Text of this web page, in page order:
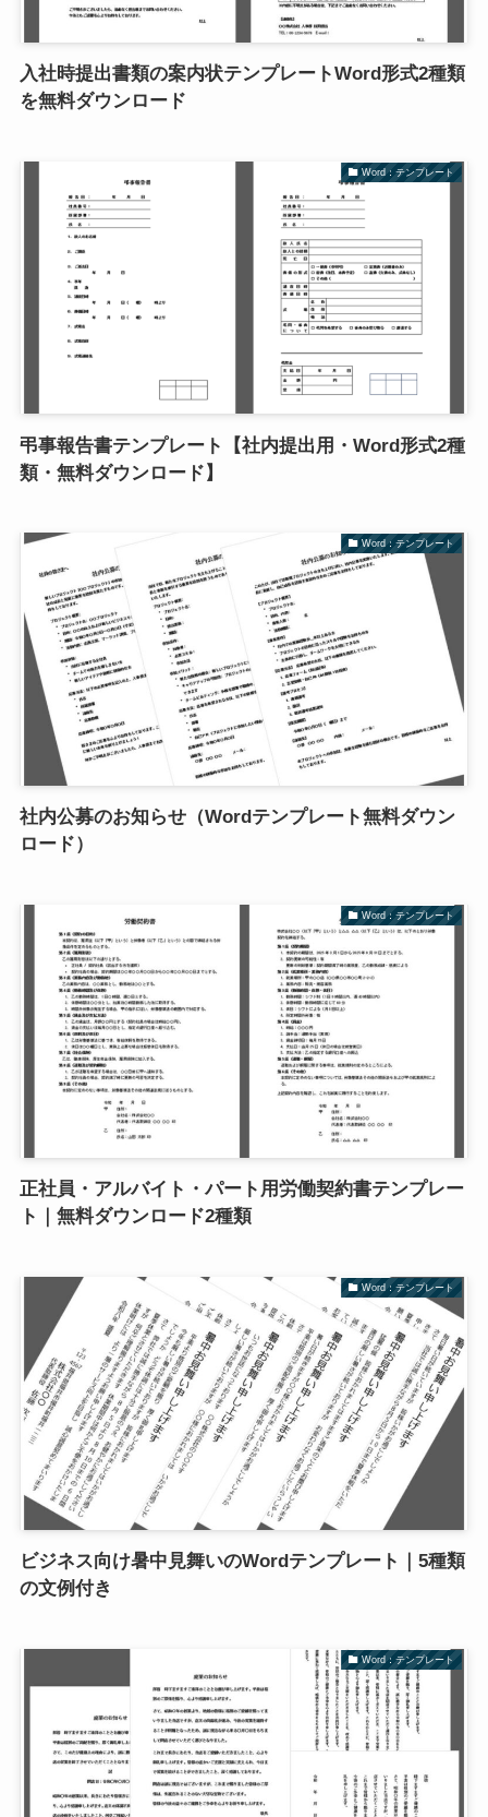
入社時提出書類の案内状テンプレートWord形式2種類
を無料ダウンロード
Word：テンプレート
弔事報告書テンプレート【社内提出用・Word形式2種
類・無料ダウンロード】
Word：テンプレート
社内公募のお知らせ（Wordテンプレート無料ダウン
ロード）
Word：テンプレート
正社員・アルバイト・パート用労働契約書テンプレー
ト｜無料ダウンロード2種類
Word：テンプレート
ビジネス向け暑中見舞いのWordテンプレート｜5種類
の文例付き
Word：テンプレート